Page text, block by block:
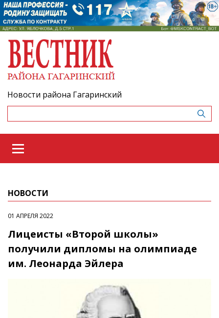
Новости района Гагаринский
НОВОСТИ
01 АПРЕЛЯ 2022
Лицеисты «Второй школы»
получили дипломы на олимпиаде
им. Леонарда Эйлера